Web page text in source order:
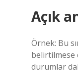
Açık
Örnek: Bu
belirtilmese
durumlar